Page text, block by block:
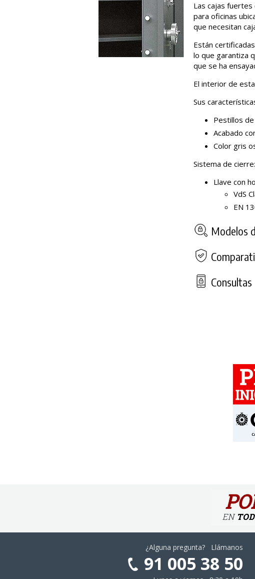
Las cajas
para oficinas
que necesitan
Están
lo que garantiza
que se ha
El interior de
Sus
Pestillos
Acabado
Color gris
Sistema de cierre:
Llave con
VdS
EN
Modelos
Consultas
¿Alguna pregunta? Llámanos
91 005 38 50